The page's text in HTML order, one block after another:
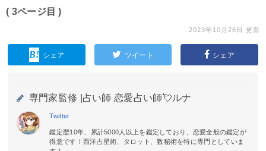
( 3ページ目 )
2023年10月26日 更新
シェア ツイート シェア
専門家監修 | 占い師 恋愛占い師💘ルナ
Twitter
鑑定歴10年、累計5000人以上を鑑定しており、恋愛全般の鑑定が
得意です！西洋占星術、タロット、数秘術を特に専門としていま